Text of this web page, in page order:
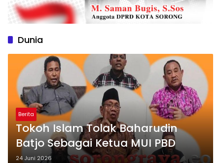
Dunia
Berita
Tokoh Islam Tolak Baharudin
Batjo Sebagai Ketua MUI PBD
24 Juni 2026